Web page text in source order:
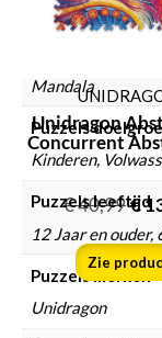
290 gram, 475
Mandala
Puzzels
Kinderen,
Puzzels leeftijd
12 Jaar en ouder,
Puzzels merken
Unidragon
Unidragon
Concurrent
€40,99€
Zie